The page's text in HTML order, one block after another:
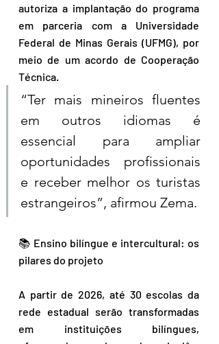
autoriza a implantação do programa
em parceria com a Universidade
Federal de Minas Gerais (UFMG), por
meio de um acordo de Cooperação
Técnica.
“Ter mais mineiros fluentes
em outros idiomas é
essencial para ampliar
oportunidades profissionais
e receber melhor os turistas
estrangeiros”, afirmou Zema.
📚 Ensino bilíngue e intercultural: os
pilares do projeto
A partir de 2026, até 30 escolas da
rede estadual serão transformadas
em instituições bilíngues,